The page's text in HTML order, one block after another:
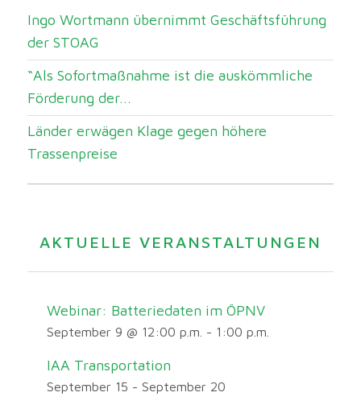
Ingo Wortmann übernimmt Geschäftsführung
der STOAG
“Als Sofortmaßnahme ist die auskömmliche
Förderung der...
Länder erwägen Klage gegen höhere
Trassenpreise
AKTUELLE VERANSTALTUNGEN
Webinar: Batteriedaten im ÖPNV
September 9 @ 12:00 p.m. - 1:00 p.m.
IAA Transportation
September 15 - September 20